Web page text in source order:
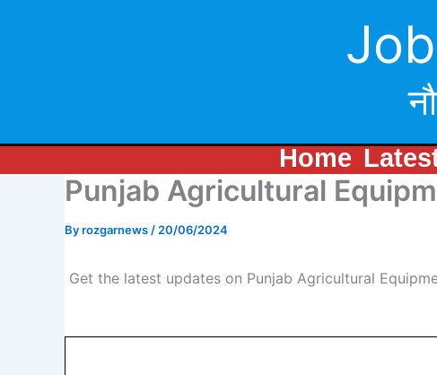
Home
Punjab Agricultural
Byrozgarnews / 20/06/2024
Get the latest updates on Punjab Agricultural